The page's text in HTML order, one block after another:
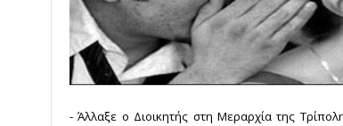
- Άλλαξε ο Διοικητής στη Μεραρχία της